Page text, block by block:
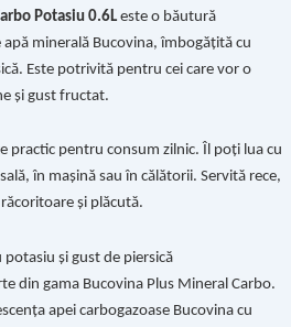
Potasiu 0.6Leste o băutură
apă minerală Bucovina, îmbogățită cu
Este potrivită pentru cei care vor o
și gust fructat.
practic pentru consum zilnic. Îl poți lua cu
în mașină sau în călătorii. Servită rece,
și plăcută.
potasiu și gust de piersică
din gama Bucovina Plus Mineral Carbo.
apei carbogazoase Bucovina cu